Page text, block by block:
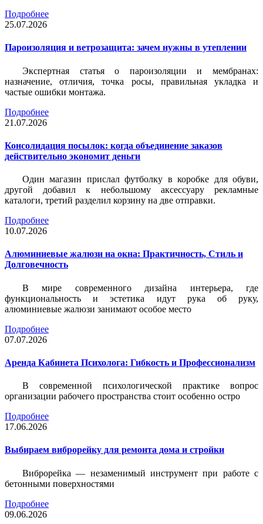
Подробнее
25.07.2026
Пароизоляция и ветрозащита: зачем нужны в утеплении
Экспертная статья о пароизоляции и мембранах:
назначение, отличия, точка росы, правильная укладка и
частые ошибки монтажа.
Подробнее
21.07.2026
Консолидация посылок: когда объединение заказов
действительно экономит деньги
Один магазин прислал футболку в коробке для обуви,
другой добавил к небольшому аксессуару рекламные
каталоги, третий разделил корзину на две отправки.
Подробнее
10.07.2026
Алюминиевые жалюзи на окна: Практичность, Стиль и
Долговечность
В мире современного дизайна интерьера, где
функциональность и эстетика идут рука об руку,
алюминиевые жалюзи занимают особое место
Подробнее
07.07.2026
Аренда Кабинета Психолога: Гибкость и Профессионализм
В современной психологической практике вопрос
организации рабочего пространства стоит особенно остро
Подробнее
17.06.2026
Выбираем виброрейку для ремонта дома и стройки
Виброрейка — незаменимый инструмент при работе с
бетонными поверхностями
Подробнее
09.06.2026